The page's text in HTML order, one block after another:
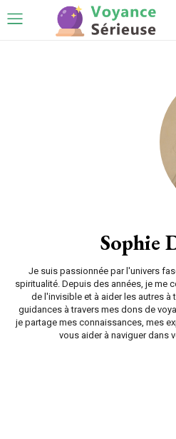
Sophie
Je suis passionnée par l'univers
spiritualité. Depuis des années, je me
de l'invisible et à aider les autres à
guidances à travers mes dons de
je partage mes connaissances, mes
vous aider à naviguer dans